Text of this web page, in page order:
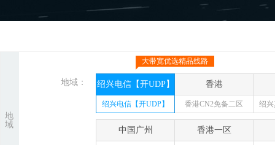
地
域
地域： 绍兴电信【开UDP】
大带宽优选精品线路
绍兴电信【开UDP】
香港
香港CN2免备二区 绍
中国广州 香港一区